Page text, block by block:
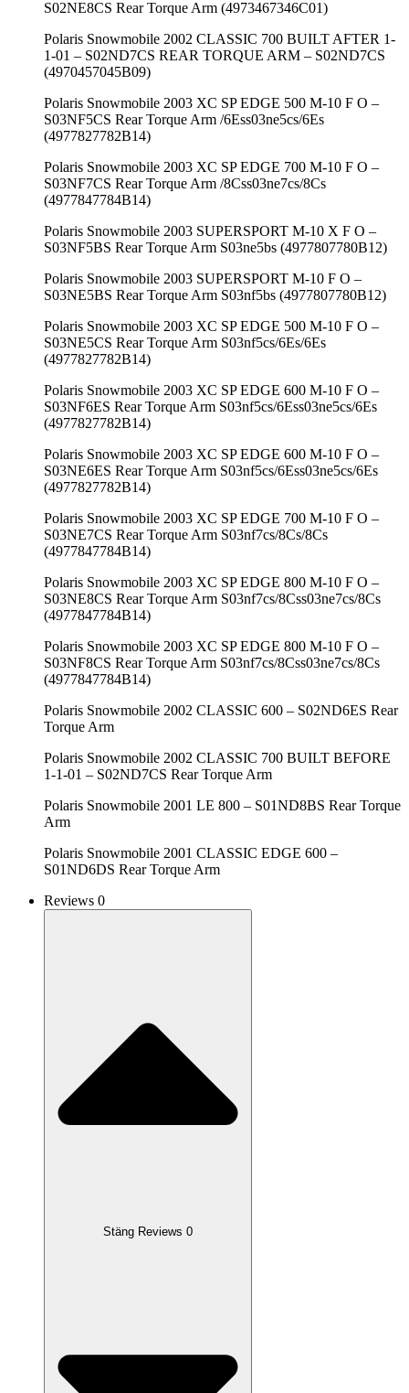
S02NE8CS Rear Torque Arm (4973467346C01)
Polaris Snowmobile 2002 CLASSIC 700 BUILT AFTER 1-
1-01 – S02ND7CS REAR TORQUE ARM – S02ND7CS
(4970457045B09)
Polaris Snowmobile 2003 XC SP EDGE 500 M-10 F O –
S03NF5CS Rear Torque Arm /6Ess03ne5cs/6Es
(4977827782B14)
Polaris Snowmobile 2003 XC SP EDGE 700 M-10 F O –
S03NF7CS Rear Torque Arm /8Css03ne7cs/8Cs
(4977847784B14)
Polaris Snowmobile 2003 SUPERSPORT M-10 X F O –
S03NF5BS Rear Torque Arm S03ne5bs (4977807780B12)
Polaris Snowmobile 2003 SUPERSPORT M-10 F O –
S03NE5BS Rear Torque Arm S03nf5bs (4977807780B12)
Polaris Snowmobile 2003 XC SP EDGE 500 M-10 F O –
S03NE5CS Rear Torque Arm S03nf5cs/6Es/6Es
(4977827782B14)
Polaris Snowmobile 2003 XC SP EDGE 600 M-10 F O –
S03NF6ES Rear Torque Arm S03nf5cs/6Ess03ne5cs/6Es
(4977827782B14)
Polaris Snowmobile 2003 XC SP EDGE 600 M-10 F O –
S03NE6ES Rear Torque Arm S03nf5cs/6Ess03ne5cs/6Es
(4977827782B14)
Polaris Snowmobile 2003 XC SP EDGE 700 M-10 F O –
S03NE7CS Rear Torque Arm S03nf7cs/8Cs/8Cs
(4977847784B14)
Polaris Snowmobile 2003 XC SP EDGE 800 M-10 F O –
S03NE8CS Rear Torque Arm S03nf7cs/8Css03ne7cs/8Cs
(4977847784B14)
Polaris Snowmobile 2003 XC SP EDGE 800 M-10 F O –
S03NF8CS Rear Torque Arm S03nf7cs/8Css03ne7cs/8Cs
(4977847784B14)
Polaris Snowmobile 2002 CLASSIC 600 – S02ND6ES Rear
Torque Arm
Polaris Snowmobile 2002 CLASSIC 700 BUILT BEFORE
1-1-01 – S02ND7CS Rear Torque Arm
Polaris Snowmobile 2001 LE 800 – S01ND8BS Rear Torque
Arm
Polaris Snowmobile 2001 CLASSIC EDGE 600 –
S01ND6DS Rear Torque Arm
Reviews 0
Stäng Reviews 0